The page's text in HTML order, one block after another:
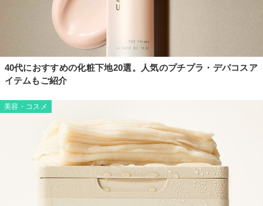
40代におすすめの化粧下地20選。人気のプチプラ・デパコスア
イテムもご紹介
美容・コスメ